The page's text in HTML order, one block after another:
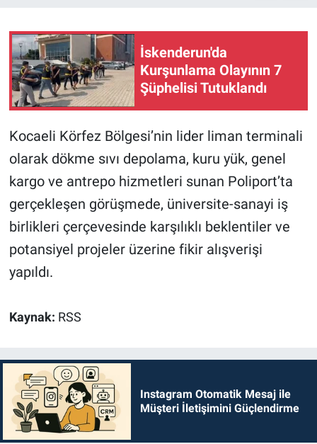
İskenderun'da
Kurşunlama Olayının 7
Şüphelisi Tutuklandı
Kocaeli Körfez Bölgesi’nin lider liman terminali
olarak dökme sıvı depolama, kuru yük, genel
kargo ve antrepo hizmetleri sunan Poliport’ta
gerçekleşen görüşmede, üniversite-sanayi iş
birlikleri çerçevesinde karşılıklı beklentiler ve
potansiyel projeler üzerine fikir alışverişi
yapıldı.
Kaynak: RSS
Instagram Otomatik Mesaj ile
Müşteri İletişimini Güçlendirme